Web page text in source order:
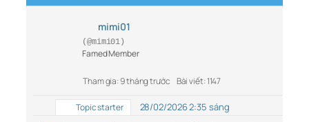
mimi01
(@mimi01)
Famed Member
Tham gia: 9 tháng trước Bài viết: 1147
Topic starter 28/02/2026 2:35 sáng